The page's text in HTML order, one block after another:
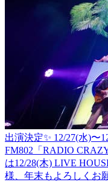
出演決定✨ 12/27(水)〜
FM802「RADIO
は12/28(木) LIVE
様、年末もよろしくお